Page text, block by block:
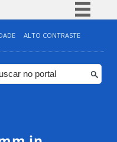
Simplifique!
Comunica BR
Participe
ALTO CONTRASTE